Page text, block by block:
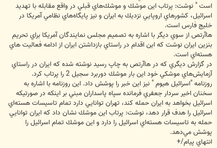
است " نوشت: پرتاب اين موشك و موشك‌هاي قبلي در واقع مقابله با تهديد
اسرائيل، كشورهاي اروپايي نزديك به ايران و نيز پايگاه‌هاي نظامي آمريكا در
خليج فارس است.
هاآرتص از سوي ديگر با اشاره به تصميم مجلس نمايندگان آمريكا براي تحريم
بنزين ايران نوشت كه اين اقدام در راستاي بازداشتن ايران از ادامه فعاليت هاي
هسته‌اي است.
در گزارش ديگري كه در هاآرتص به چاپ رسيد نوشته شده كه ايران در راستاي
آزمايش‌هاي موشكي خود اين بار موشك دوربرد سجيل 2 را پرتاب كرد.
روزنامه "اسرائيل هيوم " نيز اين خبر را پوشش داد. اين روزنامه با اشاره به
سخنان اخير سردار جعفري فرمانده سپاه پاسداران مبني بر اينكه در صورتيكه
اسرائيل بخواهد به ايران حمله كند، تهران توانايي دارد تمام تاسيسات هسته‌اي
اسرائيل را هدف قرار دهد، نوشت: پرتاب اين موشك نشان داد كه ايران توانايي
حمله به تاسيسات هسته‌اي اسرائيل را دارد و اين موشك تمام اسرائيل را
پوشش مي‌دهد.
انتهاي پيام/+